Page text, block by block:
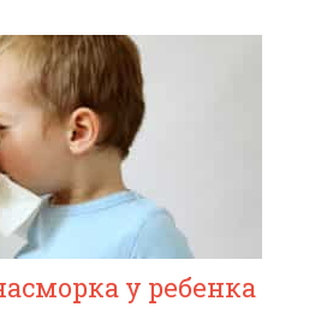
у ребенка